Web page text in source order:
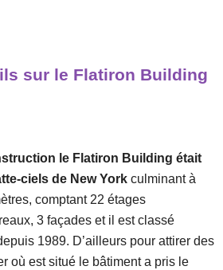
sur le Flatiron Building
le Flatiron Building était
ciels de New York culminant à
comptant 22 étages
3 façades et il est classé
1989. D’ailleurs pour attirer des
où est situé le bâtiment a pris le